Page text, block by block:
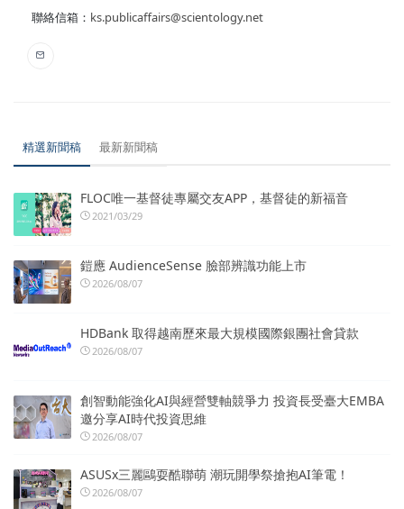
聯絡信箱： ks.publicaffairs@scientology.net
精選新聞稿 最新新聞稿
FLOC唯一基督徒專屬交友APP，基督徒的新福音
2021/03/29
鎧應 AudienceSense 臉部辨識功能上市
2026/08/07
HDBank 取得越南歷來最大規模國際銀團社會貸款
2026/08/07
創智動能強化AI與經營雙軸競爭力 投資長受臺大EMBA
邀分享AI時代投資思維
2026/08/07
ASUSx三麗鷗耍酷聯萌 潮玩開學祭搶抱AI筆電！
2026/08/07